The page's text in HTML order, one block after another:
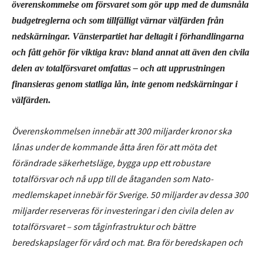
överenskommelse om försvaret som gör upp med de dumsnåla
budgetreglerna och som tillfälligt värnar välfärden från
nedskärningar. Vänsterpartiet har deltagit i förhandlingarna
och fått gehör för viktiga krav: bland annat att även den civila
delen av totalförsvaret omfattas – och att upprustningen
finansieras genom statliga lån, inte genom nedskärningar i
välfärden.
Överenskommelsen innebär att 300 miljarder kronor ska
lånas under de kommande åtta åren för att möta det
förändrade säkerhetsläge, bygga upp ett robustare
totalförsvar och nå upp till de åtaganden som Nato-
medlemskapet innebär för Sverige. 50 miljarder av dessa 300
miljarder reserveras för investeringar i den civila delen av
totalförsvaret – som tåginfrastruktur och bättre
beredskapslager för vård och mat. Bra för beredskapen och